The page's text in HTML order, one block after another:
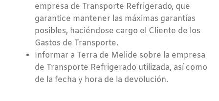
empresa de Transporte Refrigerado, que
garantice mantener las máximas garantías
posibles, haciéndose cargo el Cliente de los
Gastos de Transporte.
Informar a Terra de Melide sobre la empresa
de Transporte Refrigerado utilizada, así como
de la fecha y hora de la devolución.